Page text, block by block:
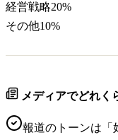
経営戦略20%
その他10%
メディアでどれく
報道のトーンは「